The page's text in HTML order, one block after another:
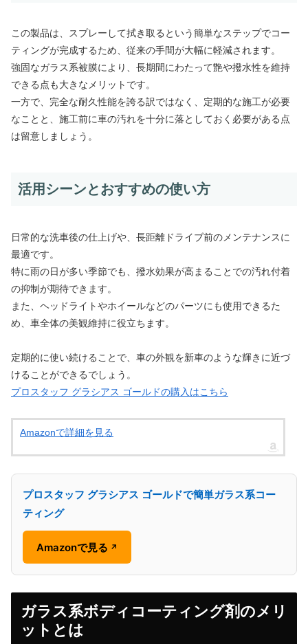
この製品は、スプレーして拭き取るという簡単なステップでコー
ティングが完成するため、従来の手間が大幅に軽減されます。
強固なガラス系被膜により、長期間にわたって艶や撥水性を維持
できる点も大きなメリットです。
一方で、完全な耐久性能を誇る訳ではなく、定期的な施工が必要
なことと、施工前に車の汚れを十分に落としておく必要がある点
は留意しましょう。
活用シーンとおすすめの使い方
日常的な洗車後の仕上げや、長距離ドライブ前のメンテナンスに
最適です。
特に雨の日が多い季節でも、撥水効果が高まることでの汚れ付着
の抑制が期待できます。
また、ヘッドライトやホイールなどのパーツにも使用できるた
め、車全体の美観維持に役立ちます。
定期的に使い続けることで、車の外観を新車のような輝きに近づ
けることができるでしょう。
プロスタッフ グラシアス ゴールドの購入はこちら
Amazonで詳細を見る
プロスタッフ グラシアス ゴールドで簡単ガラス系コー
ティング
Amazonで見る ↗
ガラス系ボディコーティング剤のメリ
ットとは